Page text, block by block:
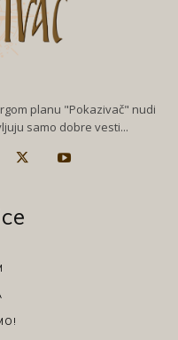
planu "Pokazivač" nudi
samo dobre vesti...